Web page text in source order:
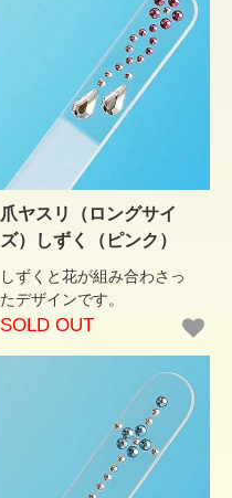
爪ヤスリ（ロングサイ
ズ）しずく（ピンク）
しずくと花が組み合わさっ
たデザインです。
SOLD OUT